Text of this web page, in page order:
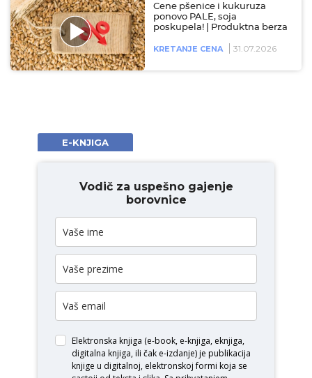
Cene pšenice i kukuruza
ponovo PALE, soja
poskupela! | Produktna berza
KRETANJE CENA 31.07.2026
E-KNJIGA
Vodič za uspešno gajenje
borovnice
Elektronska knjiga (e-book, e-knjiga, eknjiga,
digitalna knjiga, ili čak e-izdanje) je publikacija
knjige u digitalnoj, elektronskoj formi koja se